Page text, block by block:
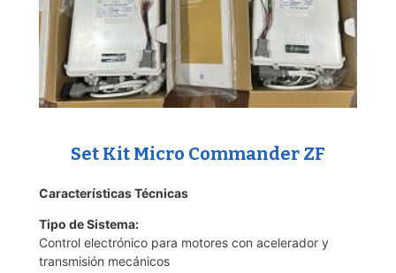
Set Kit Micro Commander ZF
Características Técnicas
Tipo de Sistema:
Control electrónico para motores con acelerador y
transmisión mecánicos